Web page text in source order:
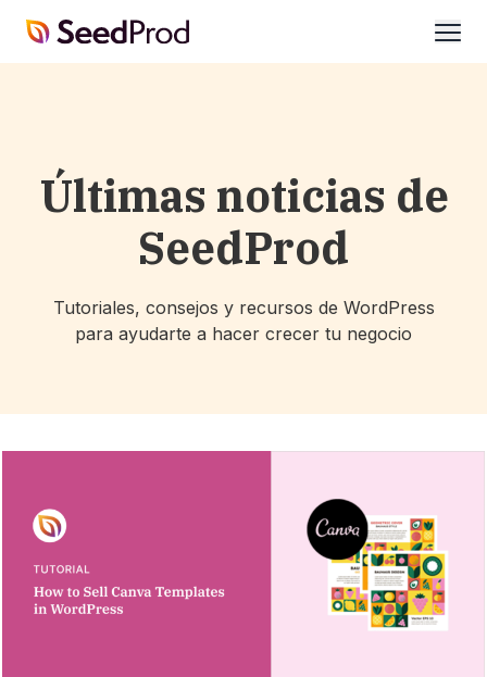
SeedProd
Últimas noticias de
SeedProd
Tutoriales, consejos y recursos de WordPress
para ayudarte a hacer crecer tu negocio